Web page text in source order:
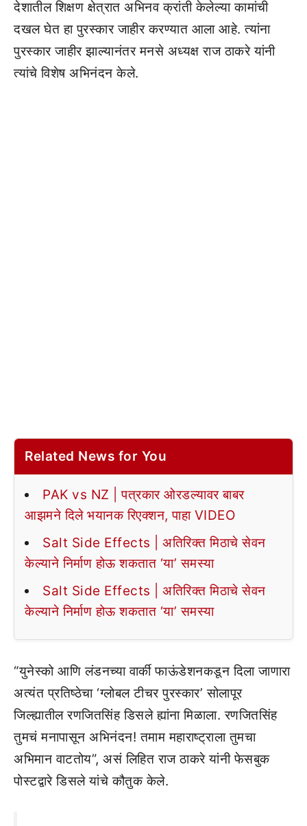
देशातील शिक्षण क्षेत्रात अभिनव क्रांती केलेल्या कामांची
दखल घेत हा पुरस्कार जाहीर करण्यात आला आहे. त्यांना
पुरस्कार जाहीर झाल्यानंतर मनसे अध्यक्ष राज ठाकरे यांनी
त्यांचे विशेष अभिनंदन केले.
Related News for You
PAK vs NZ | पत्रकार ओरडल्यावर बाबर
आझमने दिले भयानक रिएक्शन, पाहा VIDEO
Salt Side Effects | अतिरिक्त मिठाचे सेवन
केल्याने निर्माण होऊ शकतात ‘या’ समस्या
Salt Side Effects | अतिरिक्त मिठाचे सेवन
केल्याने निर्माण होऊ शकतात ‘या’ समस्या
“युनेस्को आणि लंडनच्या वार्की फाऊंडेशनकडून दिला जाणारा
अत्यंत प्रतिष्ठेचा ‘ग्लोबल टीचर पुरस्कार’ सोलापूर
जिल्ह्यातील रणजितसिंह डिसले ह्यांना मिळाला. रणजितसिंह
तुमचं मनापासून अभिनंदन! तमाम महाराष्ट्राला तुमचा
अभिमान वाटतोय”, असं लिहित राज ठाकरे यांनी फेसबुक
पोस्टद्वारे डिसले यांचे कौतुक केले.